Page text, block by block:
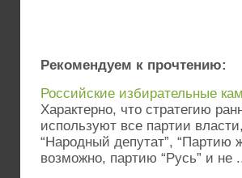
Рекомендуем к прочтению:
Российские избирательные
Характерно, что стратегию
используют все партии
“Народный депутат”, “Партию
возможно, партию “Русь” и не